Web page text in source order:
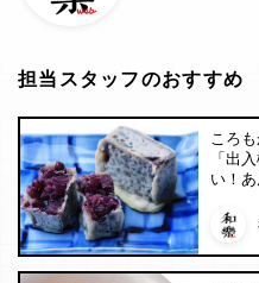
担当スタッフのおすすめ
ころ
「出
い！あ